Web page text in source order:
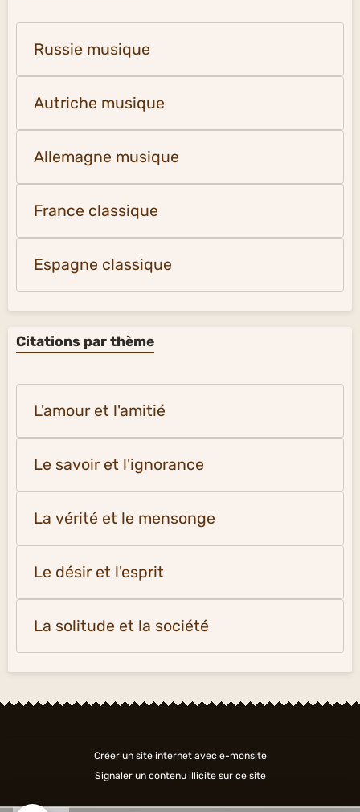
Russie musique
Autriche musique
Allemagne musique
France classique
Espagne classique
Citations par thème
L'amour et l'amitié
Le savoir et l'ignorance
La vérité et le mensonge
Le désir et l'esprit
La solitude et la société
Créer un site internet avec e-monsite
Signaler un contenu illicite sur ce site